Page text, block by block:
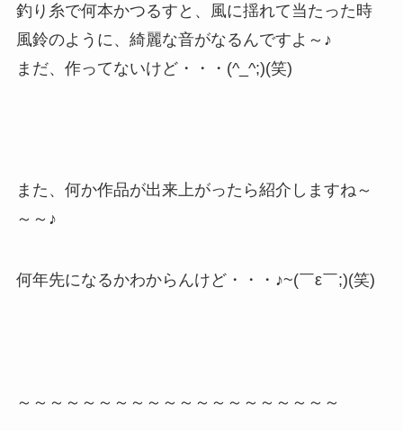
釣り糸で何本かつるすと、風に揺れて当たった時
風鈴のように、綺麗な音がなるんですよ～♪
まだ、作ってないけど・・・(^_^;)(笑)
また、何か作品が出来上がったら紹介しますね～
～～♪
何年先になるかわからんけど・・・♪~(￣ε￣;)(笑)
～～～～～～～～～～～～～～～～～～～～